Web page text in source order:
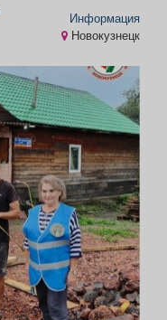
Информация
Новокузнецк